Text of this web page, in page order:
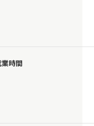
時間